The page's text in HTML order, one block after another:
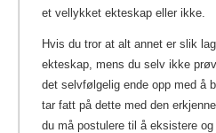
et vellykket ekteskap eller ikke.
Hvis du tror at alt annet er slik
ekteskap, mens du selv ikke
det selvfølgelig ende opp med å
tar fatt på dette med den
du må postulere til å eksistere